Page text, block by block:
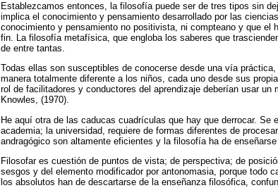
Establezcamos entonces, la filosofía puede ser de tres tipos sin
implica el conocimiento y pensamiento desarrollado por las
conocimiento y pensamiento no positivista, ni compteano y que el
fin. La filosofía metafísica, que engloba los saberes que
de entre tantas.
Todas ellas son susceptibles de conocerse desde una vía
manera totalmente diferente a los niños, cada uno desde sus
rol de facilitadores y conductores del aprendizaje deberían usar
Knowles, (1970).
He aquí otra de las caducas cuadrículas que hay que derrocar. Se
academia; la universidad, requiere de formas diferentes de
andragógico son altamente eficientes y la filosofía ha de
Filosofar es cuestión de puntos de vista; de perspectiva; de
sesgos y del elemento modificador por antonomasia, porque todo
los absolutos han de descartarse de la enseñanza filosófica,